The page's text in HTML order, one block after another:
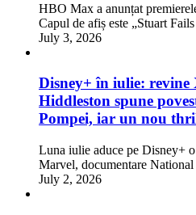
HBO Max a anunțat
Capul de afiș este „Stuart
July 3, 2026
Disney+ în iulie: revine
Hiddleston spune
Pompei, iar un nou
Luna iulie aduce pe Disney+
Marvel, documentare
July 2, 2026